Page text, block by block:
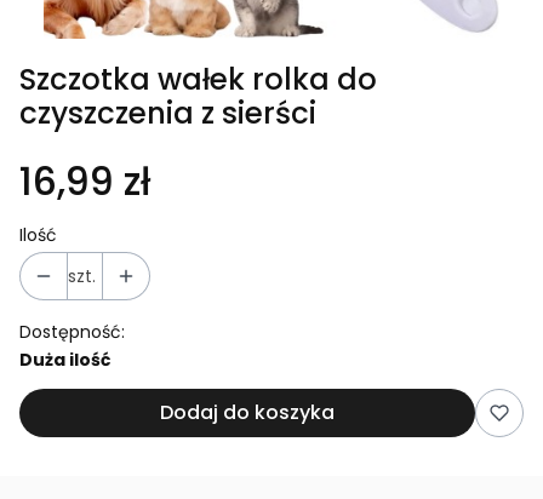
Szczotka wałek rolka do
czyszczenia z sierści
16,99 zł
Ilość
szt.
Dostępność:
Duża ilość
Dodaj do koszyka